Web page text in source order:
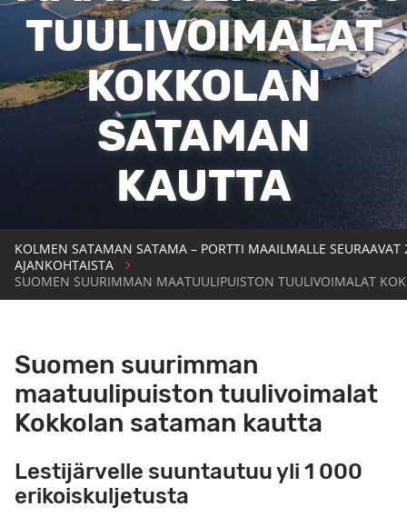
TUULIVOIMALAT
KOKKOLAN
SATAMAN
KAUTTA
KOLMEN SATAMAN SATAMA – PORTTI MAAILMALLE SEURAAVAT
AJANKOHTAISTA
SUOMEN SUURIMMAN MAATUULIPUISTON TUULIVOIMALAT
Suomen suurimman
maatuulipuiston tuulivoimalat
Kokkolan sataman kautta
Lestijärvelle suuntautuu yli 1 000
erikoiskuljetusta